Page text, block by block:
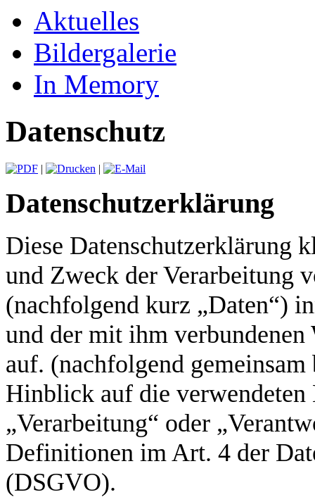
Aktuelles
Bildergalerie
In Memory
Datenschutz
| |
Datenschutzerklärung
Diese Datenschutzerklärung
und Zweck der Verarbeitung
(nachfolgend kurz „Daten“)
und der mit ihm
auf. (nachfolgend
Hinblick auf die
„Verarbeitung“ oder
Definitionen im Art. 4 der
(DSGVO).